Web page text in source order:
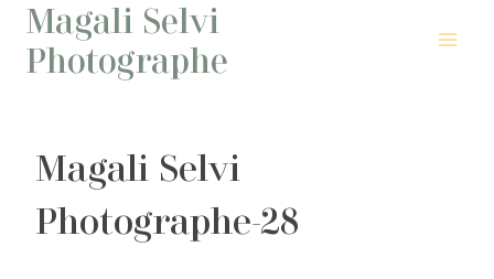
Aller
contenu
Magali Selvi
Photographe
Magali Selvi
Photographe-28